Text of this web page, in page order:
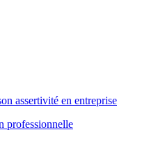
assertivité en entreprise